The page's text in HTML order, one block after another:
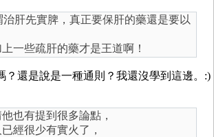
肝先實脾，真正要保肝的藥還是要以
一些疏肝的藥才是王道啊！
？還是說是一種通則？我還沒學到這邊。:)
也有提到很多論點，
經很少有實火了，